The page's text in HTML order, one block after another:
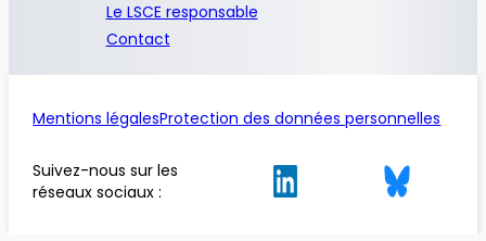
Le LSCE responsable
Contact
Mentions légalesProtection des données personnelles
Suivez-nous sur les
réseaux sociaux :